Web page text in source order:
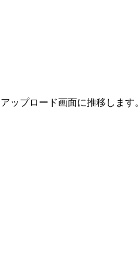
ップロード画面に推移します。